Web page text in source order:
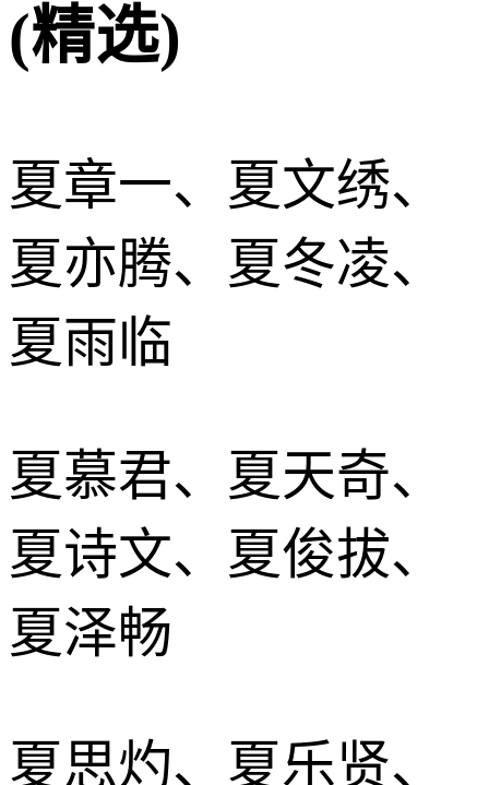
(精选)
夏章一、夏文绣、
夏亦腾、夏冬凌、
夏雨临
夏慕君、夏天奇、
夏诗文、夏俊拔、
夏泽畅
夏思灼、夏乐贤、